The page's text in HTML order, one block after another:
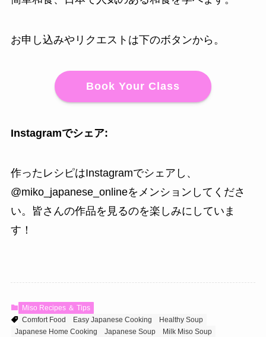
お申し込みやリクエストは下のボタンから。
Book Your Class
Instagramでシェア:
作ったレシピはInstagramでシェアし、
@miko_japanese_onlineをメンションしてくださ
い。皆さんの作品を見るのを楽しみにしていま
す！
Miso Recipes ＆ Tips
Comfort Food
Easy Japanese Cooking
Healthy Soup
Japanese Home Cooking
Japanese Soup
Milk Miso Soup